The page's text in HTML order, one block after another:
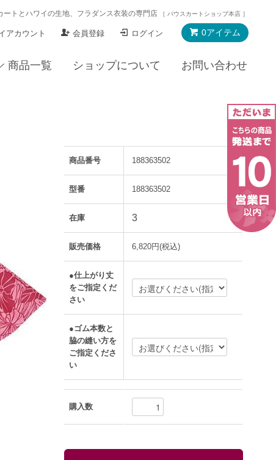
ートとハワイの生地、フラダンス衣装の専門店 ［ パウスカートショップ本店 ］
0アイテム
アカウント 会員登録 ログイン
商品一覧 ショップについて お問い合わせ
商品番号 188363502
型番 188363502
在庫 3
販売価格 6,820円(税込)
●仕上がり丈
をご指定くだ
さい
●ゴム本数と
脇の縫い方を
ご指定くださ
い
購入数